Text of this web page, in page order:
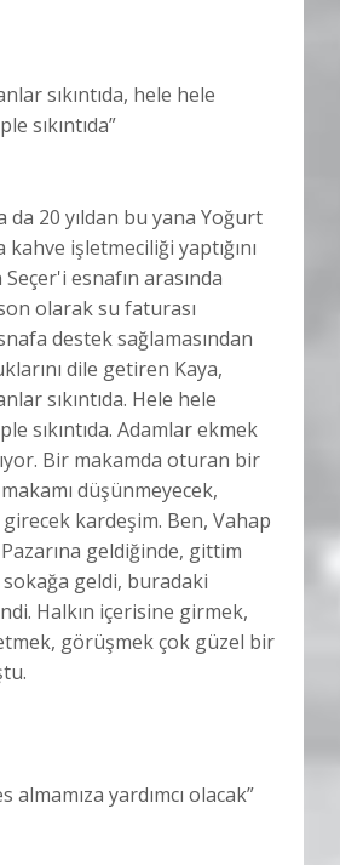
sıkıntıda, hele hele
sıkıntıda”
da 20 yıldan bu yana Yoğurt
kahve işletmeciliği yaptığını
esnafın arasında
olarak su faturası
destek sağlamasından
dile getiren Kaya,
sıkıntıda. Hele hele
sıkıntıda. Adamlar ekmek
Bir makamda oturan bir
düşünmeyecek,
kardeşim. Ben, Vahap
geldiğinde, gittim
geldi, buradaki
Halkın içerisine girmek,
görüşmek çok güzel bir
almamıza yardımcı olacak”